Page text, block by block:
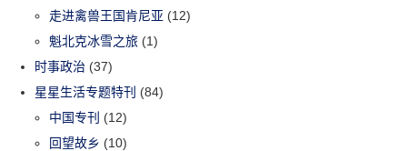
走进禽兽王国肯尼亚 (12)
魁北克冰雪之旅 (1)
时事政治 (37)
星星生活专题特刊 (84)
中国专刊 (12)
回望故乡 (10)